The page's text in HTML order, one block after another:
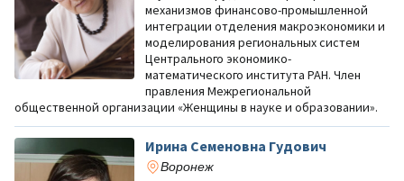
механизмов финансово-промышленной
интеграции отделения макроэкономики и
моделирования региональных систем
Центрального экономико-
математического института РАН. Член
правления Межрегиональной
общественной организации «Женщины в науке и образовании».
Ирина Семеновна Гудович
Воронеж